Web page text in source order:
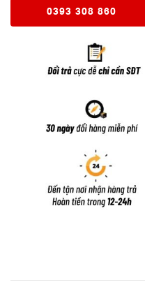
0393 308 860